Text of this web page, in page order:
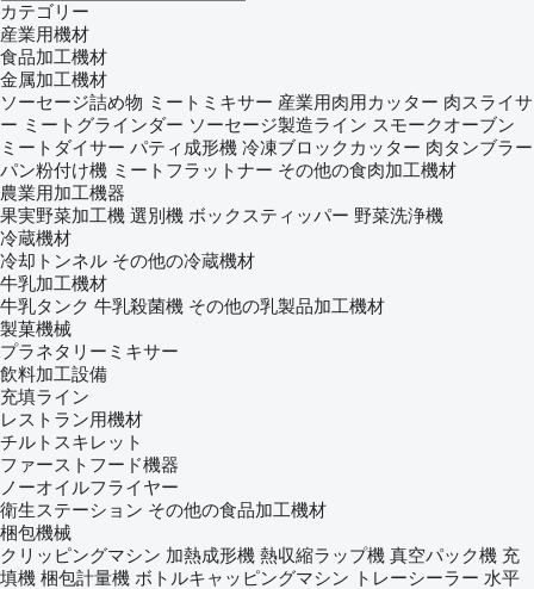
カテゴリー
産業用機材
食品加工機材
金属加工機材
ソーセージ詰め物 ミートミキサー 産業用肉用カッター 肉スライサ
ー ミートグラインダー ソーセージ製造ライン スモークオーブン
ミートダイサー パティ成形機 冷凍ブロックカッター 肉タンブラー
パン粉付け機 ミートフラットナー その他の食肉加工機材
農業用加工機器
果実野菜加工機 選別機 ボックスティッパー 野菜洗浄機
冷蔵機材
冷却トンネル その他の冷蔵機材
牛乳加工機材
牛乳タンク 牛乳殺菌機 その他の乳製品加工機材
製菓機械
プラネタリーミキサー
飲料加工設備
充填ライン
レストラン用機材
チルトスキレット
ファーストフード機器
ノーオイルフライヤー
衛生ステーション その他の食品加工機材
梱包機械
クリッピングマシン 加熱成形機 熱収縮ラップ機 真空パック機 充
填機 梱包計量機 ボトルキャッピングマシン トレーシーラー 水平